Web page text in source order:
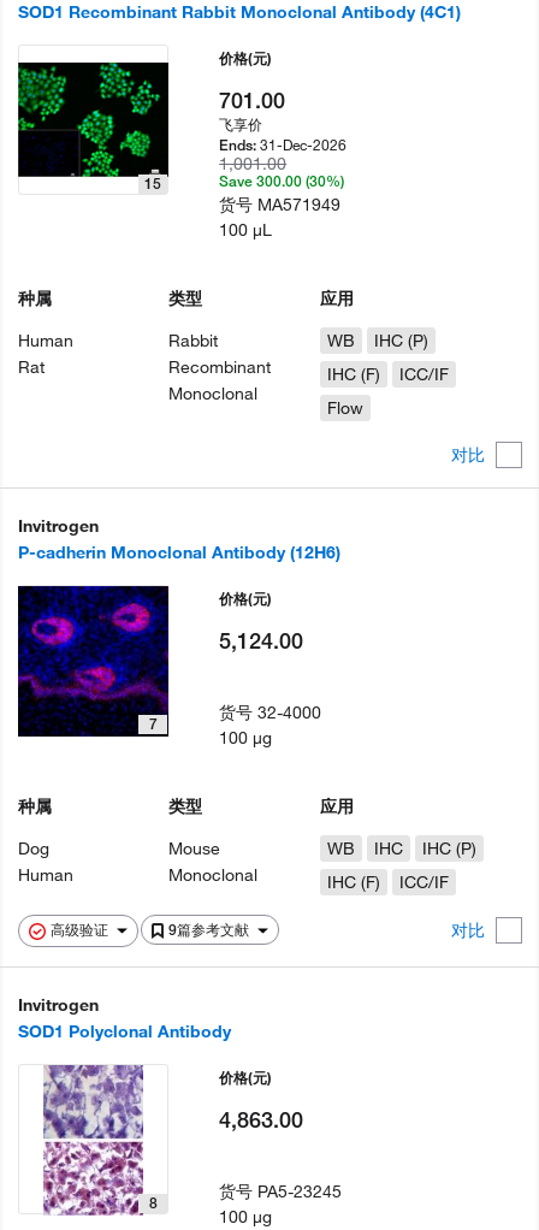
SOD1 Recombinant Rabbit Monoclonal Antibody (4C1)
对比
15
种属
Human
Rat
类型
Rabbit
Recombinant
Monoclonal
应用
WB
IHC (P)
IHC (F)
ICC/IF
Flow
价格(元)
701.00
飞享价
Ends:31-Dec-2026
1,001.00
Save 300.00 (30%)
货号 MA571949
100 µL
Invitrogen
P-cadherin Monoclonal Antibody (12H6)
高级验证 9篇参考文献 对比
7
种属
Dog
Human
类型
Mouse
Monoclonal
应用
WB
IHC
IHC (P)
IHC (F)
ICC/IF
价格(元)
5,124.00
货号32-4000
100 µg
Invitrogen
SOD1 Polyclonal Antibody
8
价格(元)
4,863.00
货号 PA5-23245
100 µg